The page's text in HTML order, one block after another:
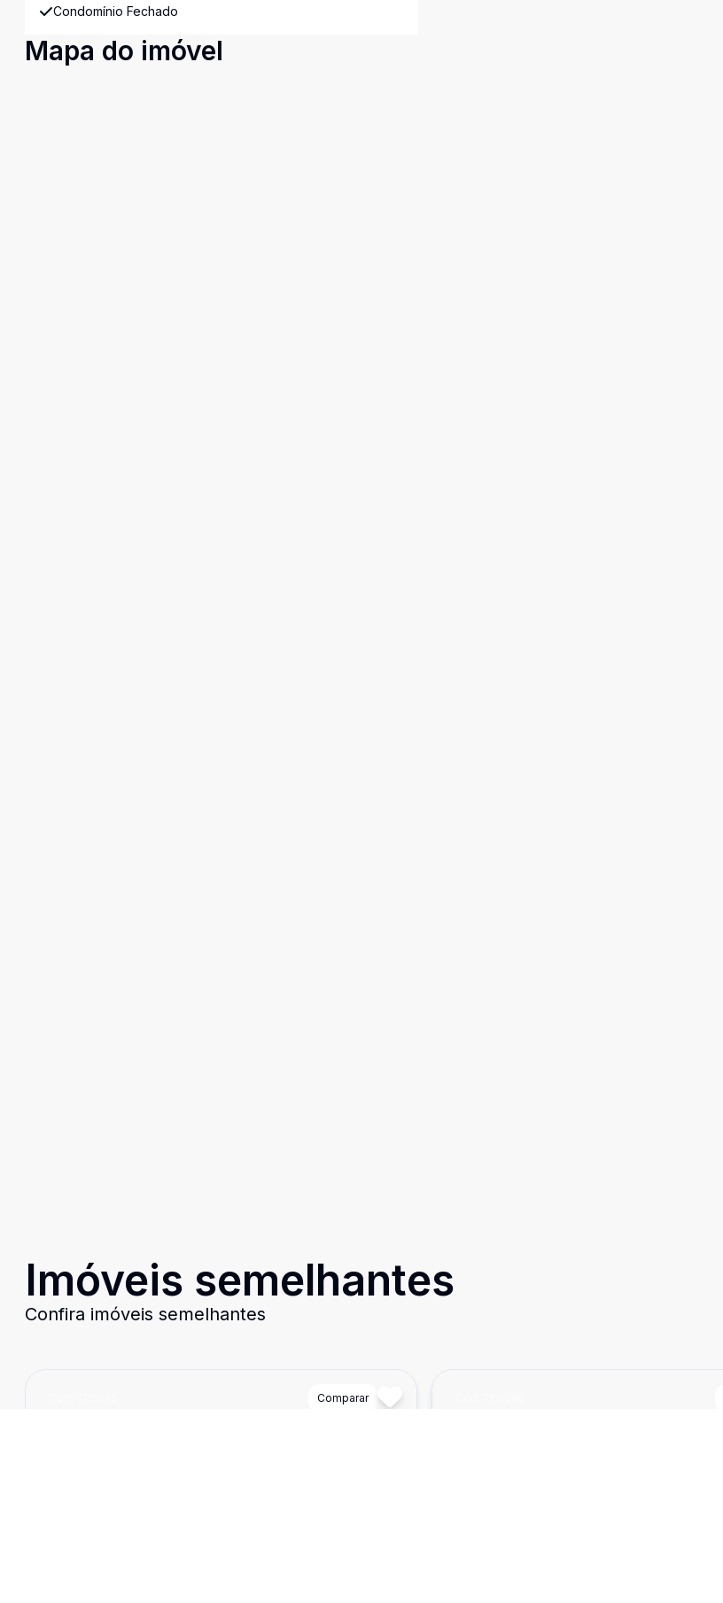
Condomínio Fechado
Mapa do imóvel
Imóveis semelhantes
Confira imóveis semelhantes
Comparar